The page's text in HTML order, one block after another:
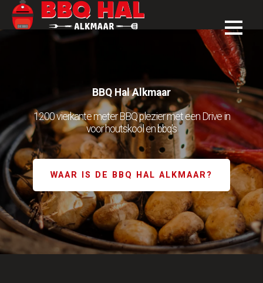
Premium BBQ merken
BBQ Hal Alkmaar
1200 vierkante meter BBQ plezier met een Drive in
voor houtskool en bbq's
WAAR IS DE BBQ HAL ALKMAAR?